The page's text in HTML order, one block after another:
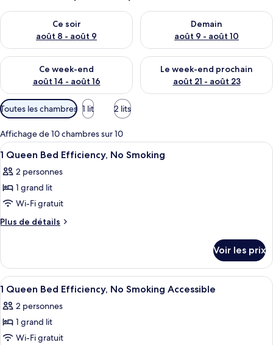
Ce soir
août 8 - août 9
Vérifier la disponibilité pour ce soir août 8 - août 9
Demain
août 9 - août 10
Vérifier la disponibilité pour
Ce week-end
août 14 - août 16
Vérifier la disponibilité pour ce week-end août 14 - août 16
Le week-end prochain
août 21 - août 23
Vérifier la disponibilité pour
Filtres
disponibles
pour
les
chambres
Toutes les chambres 1 lit 2 lits
Affichage de 10 chambres sur 10
Afficher
toutes
les
photos
pour
ce
chambre :
Queen
Bed
Efficiency,
No
Une chambre d’hôtel avec un lit,
5
1 Queen Bed Efficiency, No Smoking
2 personnes
1 grand lit
Wi-Fi gratuit
Plus de détails
Plus
le
type
de
Queen
Efficiency,
Voir les prix
Afficher
toutes
les
photos
pour
Une chambre d’hôtel avec un lit,
6
1 Queen Bed Efficiency, No Smoking Accessible
2 personnes
1 grand lit
Wi-Fi gratuit